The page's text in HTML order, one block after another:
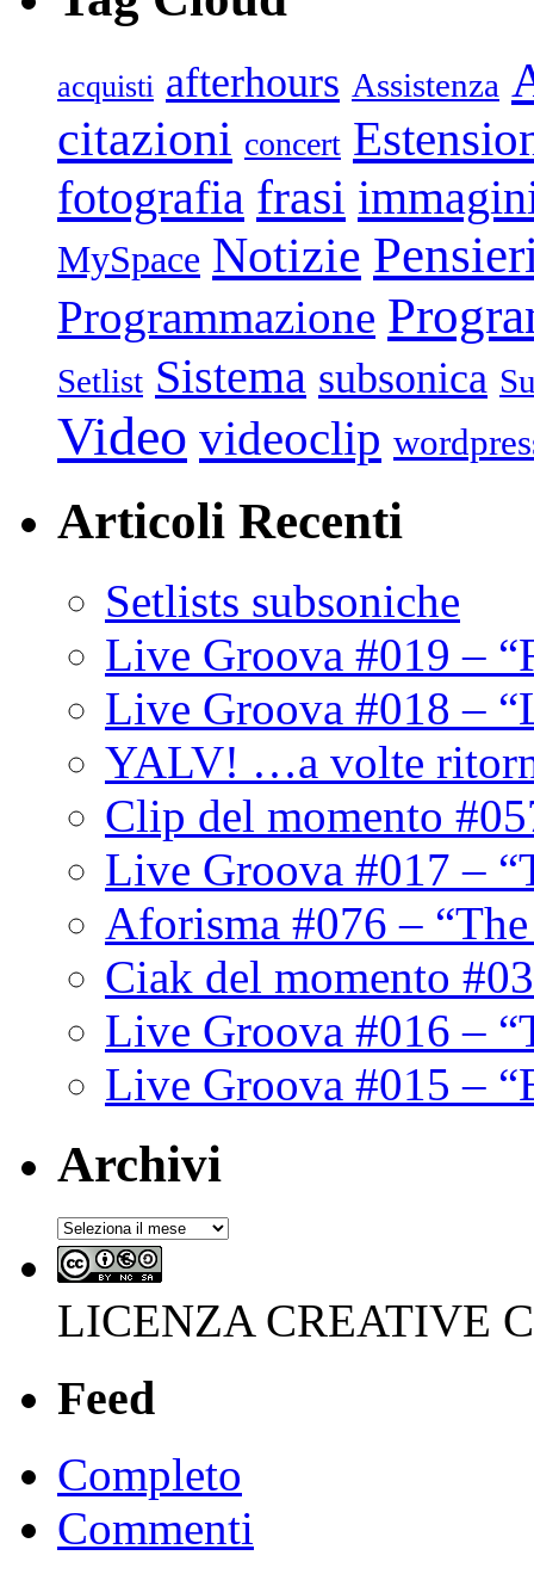
acquisti afterhours Assistenza
citazioni concert
fotografia frasi
MySpace Notizie
Programmazione
Setlist Sistema subsonica
Video videoclip
Articoli Recenti
Setlists subsoniche
Live Groova #019 –
Live Groova #018 –
YALV! …a volte
Clip del momento
Live Groova #017 –
Aforisma #076 –
Ciak del momento
Live Groova #016 –
Live Groova #015 –
Archivi
Archivi
LICENZA CREATIVE
Feed
Completo
Commenti